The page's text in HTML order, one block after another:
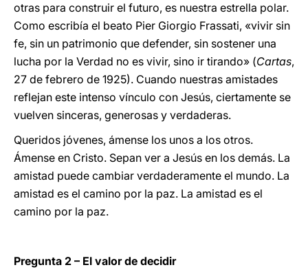
otras para construir el futuro, es nuestra estrella polar.
Como escribía el beato Pier Giorgio Frassati, «vivir sin
fe, sin un patrimonio que defender, sin sostener una
lucha por la Verdad no es vivir, sino ir tirando» (Cartas,
27 de febrero de 1925). Cuando nuestras amistades
reflejan este intenso vínculo con Jesús, ciertamente se
vuelven sinceras, generosas y verdaderas.
Queridos jóvenes, ámense los unos a los otros.
Ámense en Cristo. Sepan ver a Jesús en los demás. La
amistad puede cambiar verdaderamente el mundo. La
amistad es el camino por la paz. La amistad es el
camino por la paz.
Pregunta 2 – El valor de decidir